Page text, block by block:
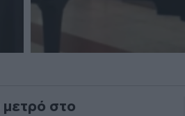
μετρό στο